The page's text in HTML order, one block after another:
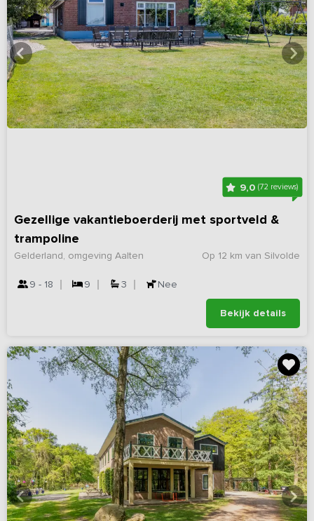
9,0(72 reviews)
Gezellige vakantieboerderij met sportveld &
trampoline
Op 12 km van Silvolde
Gelderland, omgeving Aalten
9 - 18 9 3 Nee
Bekijk details